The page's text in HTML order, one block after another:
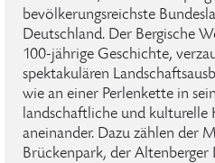
bevölkerungsreichste
Deutschland. Der Bergische
100-jährige Geschichte,
spektakulären
wie an einer Perlenkette in
landschaftliche und kulturelle
aneinander. Dazu zählen der
Brückenpark, der